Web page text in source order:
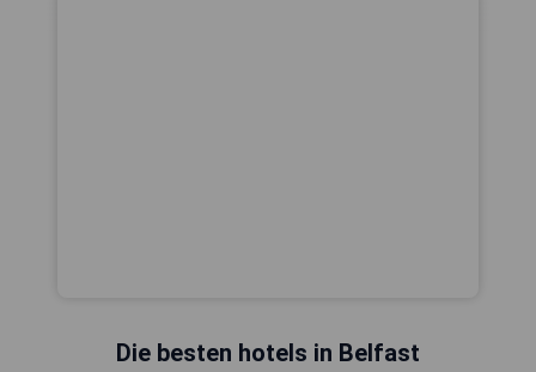
Die besten hotels in Belfast